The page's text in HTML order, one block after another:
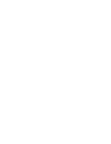
フを評価していま